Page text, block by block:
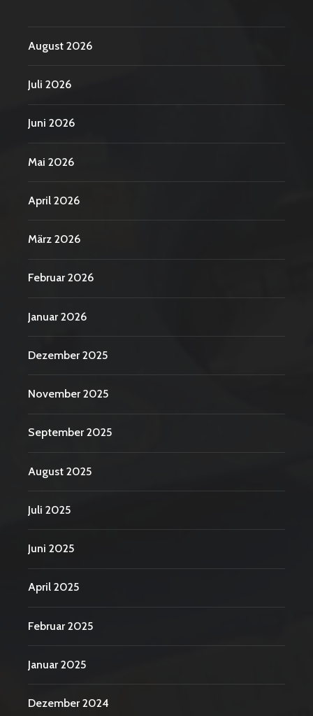
August 2026
Juli 2026
Juni 2026
Mai 2026
April 2026
März 2026
Februar 2026
Januar 2026
Dezember 2025
November 2025
September 2025
August 2025
Juli 2025
Juni 2025
April 2025
Februar 2025
Januar 2025
Dezember 2024